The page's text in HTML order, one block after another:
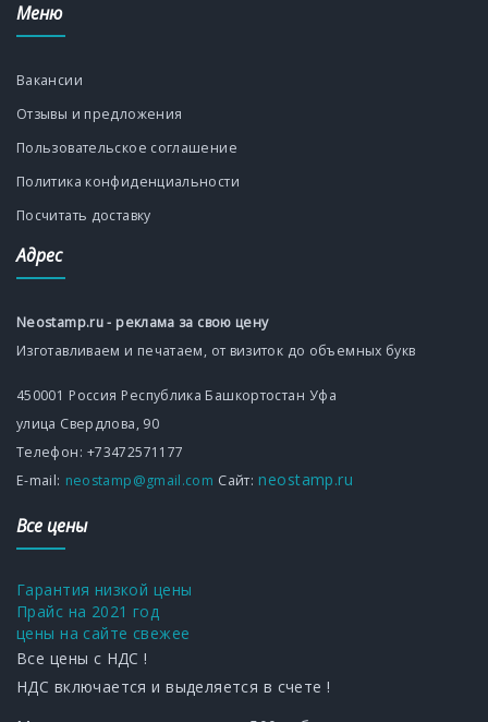
Меню
Вакансии
Отзывы и предложения
Пользовательское соглашение
Политика конфиденциальности
Посчитать доставку
Адрес
Neostamp.ru - реклама за свою цену
Изготавливаем и печатаем, от визиток до объемных букв
450001 Россия Республика Башкортостан Уфа
улица Свердлова, 90
Телефон: +73472571177
Е-mаil: neostamp@gmail.com Сайт: neostamp.ru
Все цены
Гарантия низкой цены
Прайс на 2021 год
цены на сайте свежее
Все цены с НДС !
НДС включается и выделяется в счете !